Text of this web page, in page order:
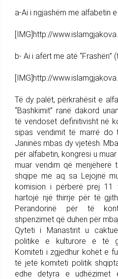
a-Ai i ngjashëm me alfabetin e
[IMG]http://
b- Ai i afërt me atë “Frashëri”
[IMG]http://
Të dy palët, përkrahësit e
“Bashkimit” ranë dakord
të vendoset definitivisht në
sipas vendimit të marrë do
Janinës mbas dy vjetësh.
për alfabetin, kongresi u
muar vendim që menjëherë
shqipe me aq sa Lejojnë
komision i përberë prej
hartojë një thirrje për të
Perandorinë për të
shpenzimet që duhen për
Qyteti i Manastirit u
politike e kulturore e të
Komiteti i zgjedhur kohët e
të jetë komiteti politik
edhe detyra e udhëzimet